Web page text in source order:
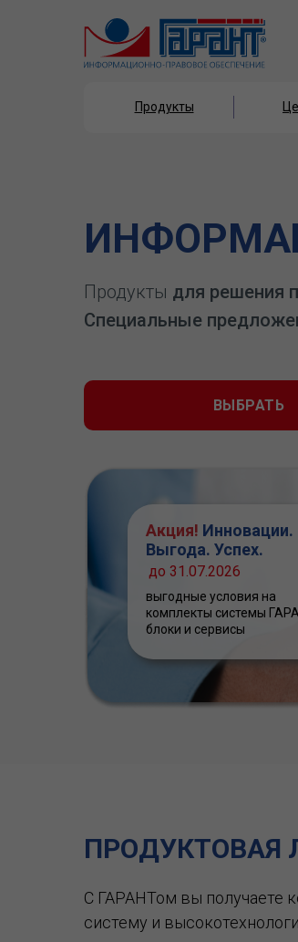
Продукты
Продукты
Продукты для решения
Специальные
ВЫБРАТЬ
Акция! Инновации.
Выгода. Успех.
выгодные условия на
комплекты системы
блоки и сервисы
до 31.07.2026
ПРОДУКТОВАЯ
С ГАРАНТом вы получаете
систему и